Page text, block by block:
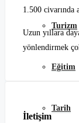
Turizm
Eğitim
Tarih
1.500 civarında
Uzun yıllara
yönlendirmek
İletişim